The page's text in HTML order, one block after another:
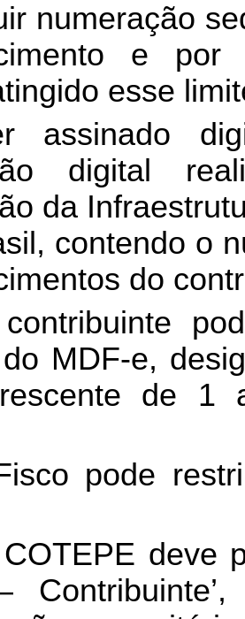
numeração
e
esse
digital
da
contendo o
do
MDF-e,
de 1
pode
deve